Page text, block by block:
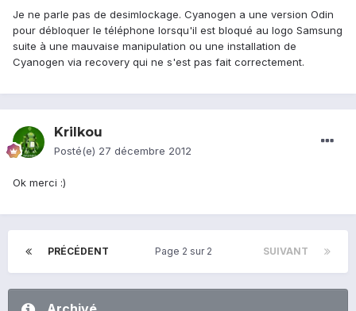
Je ne parle pas de desimlockage. Cyanogen a une version Odin
pour débloquer le téléphone lorsqu'il est bloqué au logo Samsung
suite à une mauvaise manipulation ou une installation de
Cyanogen via recovery qui ne s'est pas fait correctement.
Krilkou
Posté(e) 27 décembre 2012
Ok merci :)
PRÉCÉDENT SUIVANT
Page 2 sur 2